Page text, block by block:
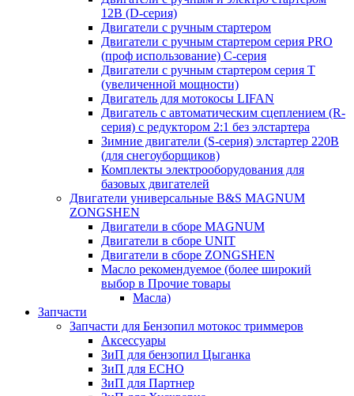
12В (D-серия)
Двигатели с ручным стартером
Двигатели с ручным стартером серия PRO
(проф использование) C-серия
Двигатели с ручным стартером серия Т
(увеличенной мощности)
Двигатель для мотокосы LIFAN
Двигатель с автоматическим сцеплением (R-
серия) с редуктором 2:1 без элстартера
Зимние двигатели (S-серия) элстартер 220В
(для снегоуборщиков)
Комплекты электрооборудования для
базовых двигателей
Двигатели универсальные B&S MAGNUM
ZONGSHEN
Двигатели в сборе MAGNUM
Двигатели в сборе UNIT
Двигатели в сборе ZONGSHEN
Масло рекомендуемое (более широкий
выбор в Прочие товары
Масла)
Запчасти
Запчасти для Бензопил мотокос триммеров
Аксессуары
ЗиП для бензопил Цыганка
ЗиП для ЕСНО
ЗиП для Партнер